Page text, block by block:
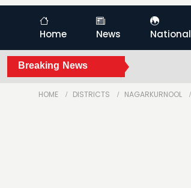
Home News National
Breaking News
HOME DISTRICTS NAGARKURNOOL